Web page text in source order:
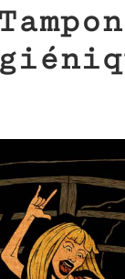
Tampon